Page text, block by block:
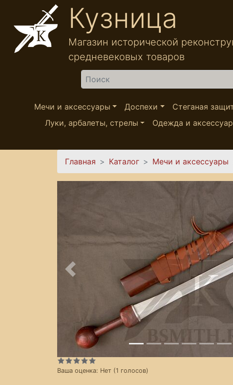
Перейти к основному содержанию
Кузница
Магазин исторической
средневековых товаров
Найти
Мечи и аксессуары Доспехи Стеганая
Луки, арбалеты, стрелы
Одежда и
Вы здесь
Главная Каталог Мечи и аксессуары
Предыдущее
Ваша оценка: Нет (1 голосов)